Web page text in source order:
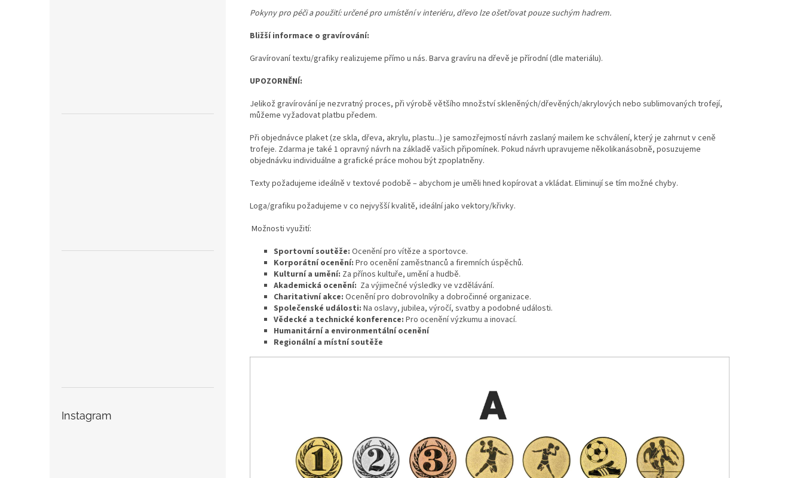
Instagram
Pokyny pro péči a použití: určené pro umístění v interiéru, dřevo lze ošetřovat pouze suchým hadrem.
Bližší informace o gravírování:
Gravírovaní textu/grafiky realizujeme přímo u nás. Barva gravíru na dřevě je přírodní (dle materiálu).
UPOZORNĚNÍ:
Jelikož gravírování je nezvratný proces, při výrobě většího množství skleněných/dřevěných/akrylových nebo sublimovaných trofejí,
můžeme vyžadovat platbu předem.
Při objednávce plaket (ze skla, dřeva, akrylu, plastu...) je samozřejmostí návrh zaslaný mailem ke schválení, který je zahrnut v ceně
trofeje. Zdarma je také 1 opravný návrh na základě vašich připomínek. Pokud návrh upravujeme několikanásobně, posuzujeme
objednávku individuálne a grafické práce mohou být zpoplatněny.
Texty požadujeme ideálně v textové podobě – abychom je uměli hned kopírovat a vkládat. Eliminují se tím možné chyby.
Loga/grafiku požadujeme v co nejvyšší kvalitě, ideální jako vektory/křivky.
Možnosti využití:
Sportovní soutěže: Ocenění pro vítěze a sportovce.
Korporátní ocenění: Pro ocenění zaměstnanců a firemních úspěchů.
Kulturní a umění: Za přínos kultuře, umění a hudbě.
Akademická ocenění: Za výjimečné výsledky ve vzdělávání.
Charitativní akce: Ocenění pro dobrovolníky a dobročinné organizace.
Společenské události: Na oslavy, jubilea, výročí, svatby a podobné události.
Vědecké a technické konference: Pro ocenění výzkumu a inovací.
Humanitární a environmentální ocenění
Regionální a místní soutěže